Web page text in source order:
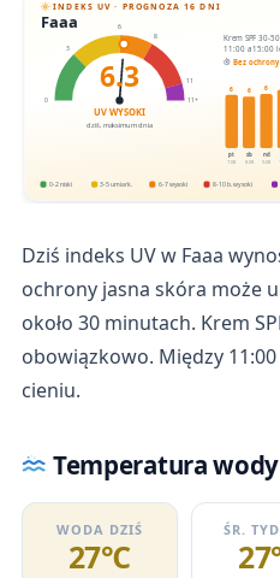
INDEKS UV · PROGNOZA 16 DNI
Faaa
0
3
6
8
11
11+
6.3
UV WYSOKI
dziś, maksimum dnia
Krem SPF 30-
11:00 a 15:00
Bez
6
pt
7.08
6
sb
8.08
6
nd
9.08
0-2 niski 3-5 umiark. 6-7 wysoki 8-10 b. wysoki
Dziś indeks UV w Faaa
ochrony jasna skóra może
około 30 minutach. Krem
obowiązkowo. Między
cieniu.
Temperatura
WODA DZIŚ
27℃
ŚR.